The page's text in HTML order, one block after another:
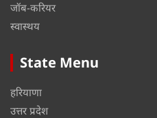
जॉब-करियर
स्वास्थय
State Menu
हरियाणा
उत्तर प्रदेश